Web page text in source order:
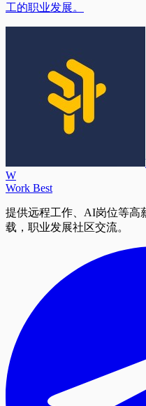
工的职业发展。
W
Work Best
提供远程工作、AI岗位等高
载，职业发展社区交流。